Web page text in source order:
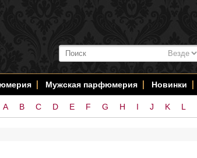
Мужская парфюмерия Новинки
A B C D E F G H I J K L